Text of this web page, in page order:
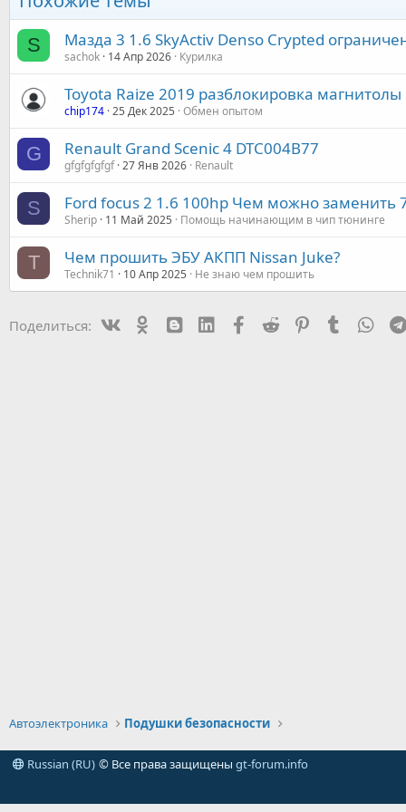
S Мазда 3 1.6 SkyActiv Denso Crypted
sachok 14 Апр 2026 Курилка
Toyota Raize 2019 разблокировка
chip174 25 Дек 2025 Обмен опытом
G Renault Grand Scenic 4 DTC004B77
gfgfgfgfgf 27 Янв 2026 Renault
S Ford focus 2 1.6 100hp Чем можно заменить
Sherip 11 Май 2025 Помощь начинающим в чип тюнинге
T Чем прошить ЭБУ АКПП Nissan Juke?
Technik71 10 Апр 2025 Не знаю чем прошить
Поделиться: Vk Ok mes_blogger
Linked InFacebook
Reddit PinterestTumblr
Автоэлектроника Подушки безопасности
Russian (RU) © Все права защищены gt-forum.info